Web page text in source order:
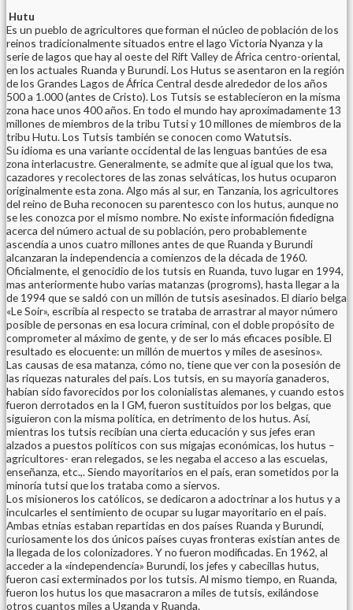
Hutu
Es un pueblo de agricultores que forman el núcleo de población de los
reinos tradicionalmente situados entre el lago Victoria Nyanza y la
serie de lagos que hay al oeste del Rift Valley de África centro-oriental,
en los actuales Ruanda y Burundi. Los Hutus se asentaron en la región
de los Grandes Lagos de África Central desde alrededor de los años
500 a 1.000 (antes de Cristo). Los Tutsis se establecieron en la misma
zona hace unos 400 años. En todo el mundo hay aproximadamente 13
millones de miembros de la tribu Tutsi y 10 millones de miembros de la
tribu Hutu. Los Tutsis también se conocen como Watutsis.
Su idioma es una variante occidental de las lenguas bantúes de esa
zona interlacustre. Generalmente, se admite que al igual que los twa,
cazadores y recolectores de las zonas selváticas, los hutus ocuparon
originalmente esta zona. Algo más al sur, en Tanzania, los agricultores
del reino de Buha reconocen su parentesco con los hutus, aunque no
se les conozca por el mismo nombre. No existe información fidedigna
acerca del número actual de su población, pero probablemente
ascendía a unos cuatro millones antes de que Ruanda y Burundi
alcanzaran la independencia a comienzos de la década de 1960.
Oficialmente, el genocidio de los tutsis en Ruanda, tuvo lugar en 1994,
mas anteriormente hubo varias matanzas (progroms), hasta llegar a la
de 1994 que se saldó con un millón de tutsis asesinados. El diario belga
«Le Soir», escribía al respecto se trataba de arrastrar al mayor número
posible de personas en esa locura criminal, con el doble propósito de
comprometer al máximo de gente, y de ser lo más eficaces posible. El
resultado es elocuente: un millón de muertos y miles de asesinos».
Las causas de esa matanza, cómo no, tiene que ver con la posesión de
las riquezas naturales del país. Los tutsis, en su mayoría ganaderos,
habían sido favorecidos por los colonialistas alemanes, y cuando estos
fueron derrotados en la I GM, fueron sustituidos por los belgas, que
siguieron con la misma política, en detrimento de los hutus. Así,
mientras los tutsis recibían una cierta educación y sus jefes eran
alzados a puestos políticos con sus migajas económicas, los hutus –
agricultores- eran relegados, se les negaba el acceso a las escuelas,
enseñanza, etc.,. Siendo mayoritarios en el país, eran sometidos por la
minoría tutsi que los trataba como a siervos.
Los misioneros los católicos, se dedicaron a adoctrinar a los hutus y a
inculcarles el sentimiento de ocupar su lugar mayoritario en el país.
Ambas etnias estaban repartidas en dos países Ruanda y Burundi,
curiosamente los dos únicos países cuyas fronteras existían antes de
la llegada de los colonizadores. Y no fueron modificadas. En 1962, al
acceder a la «independencia» Burundi, los jefes y cabecillas hutus,
fueron casi exterminados por los tutsis. Al mismo tiempo, en Ruanda,
fueron los hutus los que masacraron a miles de tutsis, exilándose
otros cuantos miles a Uganda y Ruanda.